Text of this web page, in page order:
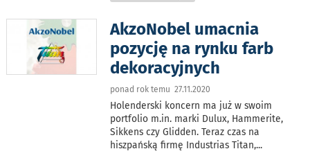
AkzoNobel umacnia
pozycję na rynku farb
dekoracyjnych
ponad rok temu 27.11.2020
Holenderski koncern ma już w swoim
portfolio m.in. marki Dulux, Hammerite,
Sikkens czy Glidden. Teraz czas na
hiszpańską firmę Industrias Titan,...